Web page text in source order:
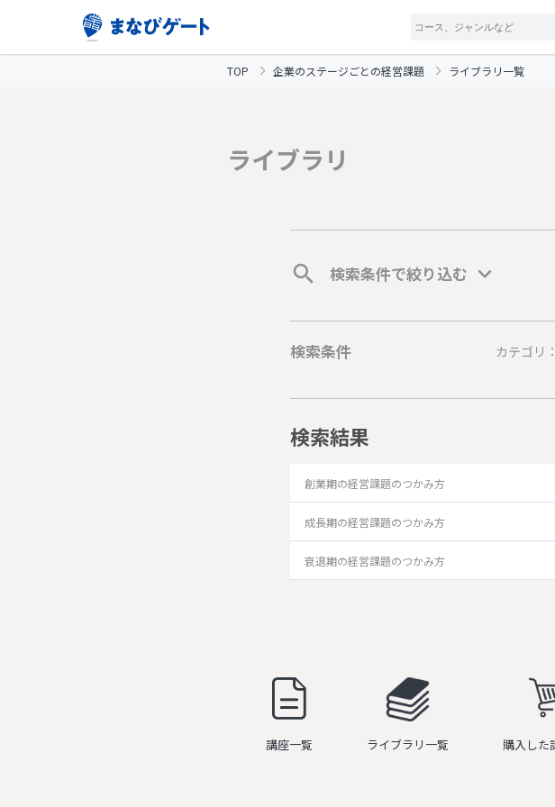
TOP 企業のステージごとの経営課題 ライブラリ一覧
ライブラリ
検索条件で絞り込む
検索条件 カテゴリ
検索結果
創業期の経営課題のつかみ方
成長期の経営課題のつかみ方
衰退期の経営課題のつかみ方
講座一覧 ライブラリ一覧 購入した